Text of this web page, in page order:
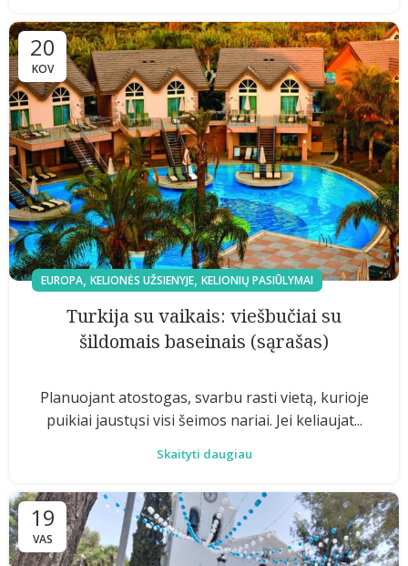
20
KOV
EUROPA, KELIONĖS UŽSIENYJE, KELIONIŲ PASIŪLYMAI
Turkija su vaikais: viešbučiai su
šildomais baseinais (sąrašas)
Planuojant atostogas, svarbu rasti vietą, kurioje
puikiai jaustųsi visi šeimos nariai. Jei keliaujat...
Skaityti daugiau
19
VAS